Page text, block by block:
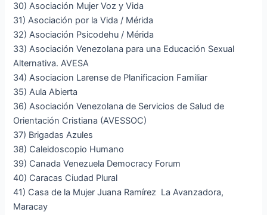
30) Asociación Mujer Voz y Vida
31) Asociación por la Vida / Mérida
32) Asociación Psicodehu / Mérida
33) Asociación Venezolana para una Educación Sexual
Alternativa. AVESA
34) Asociacion Larense de Planificacion Familiar
35) Aula Abierta
36) Asociación Venezolana de Servicios de Salud de
Orientación Cristiana (AVESSOC)
37) Brigadas Azules
38) Caleidoscopio Humano
39) Canada Venezuela Democracy Forum
40) Caracas Ciudad Plural
41) Casa de la Mujer Juana Ramírez La Avanzadora,
Maracay